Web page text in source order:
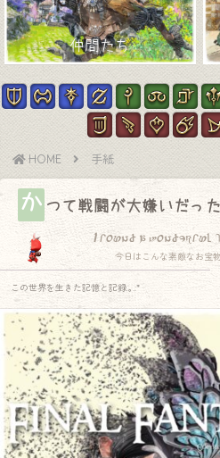
仲間たち
HOME 手紙
か つて戦闘が大嫌いだっ
I found a wonderful
今日はこんな素敵なお宝
この世界を生きた記憶と記録.｡.:*